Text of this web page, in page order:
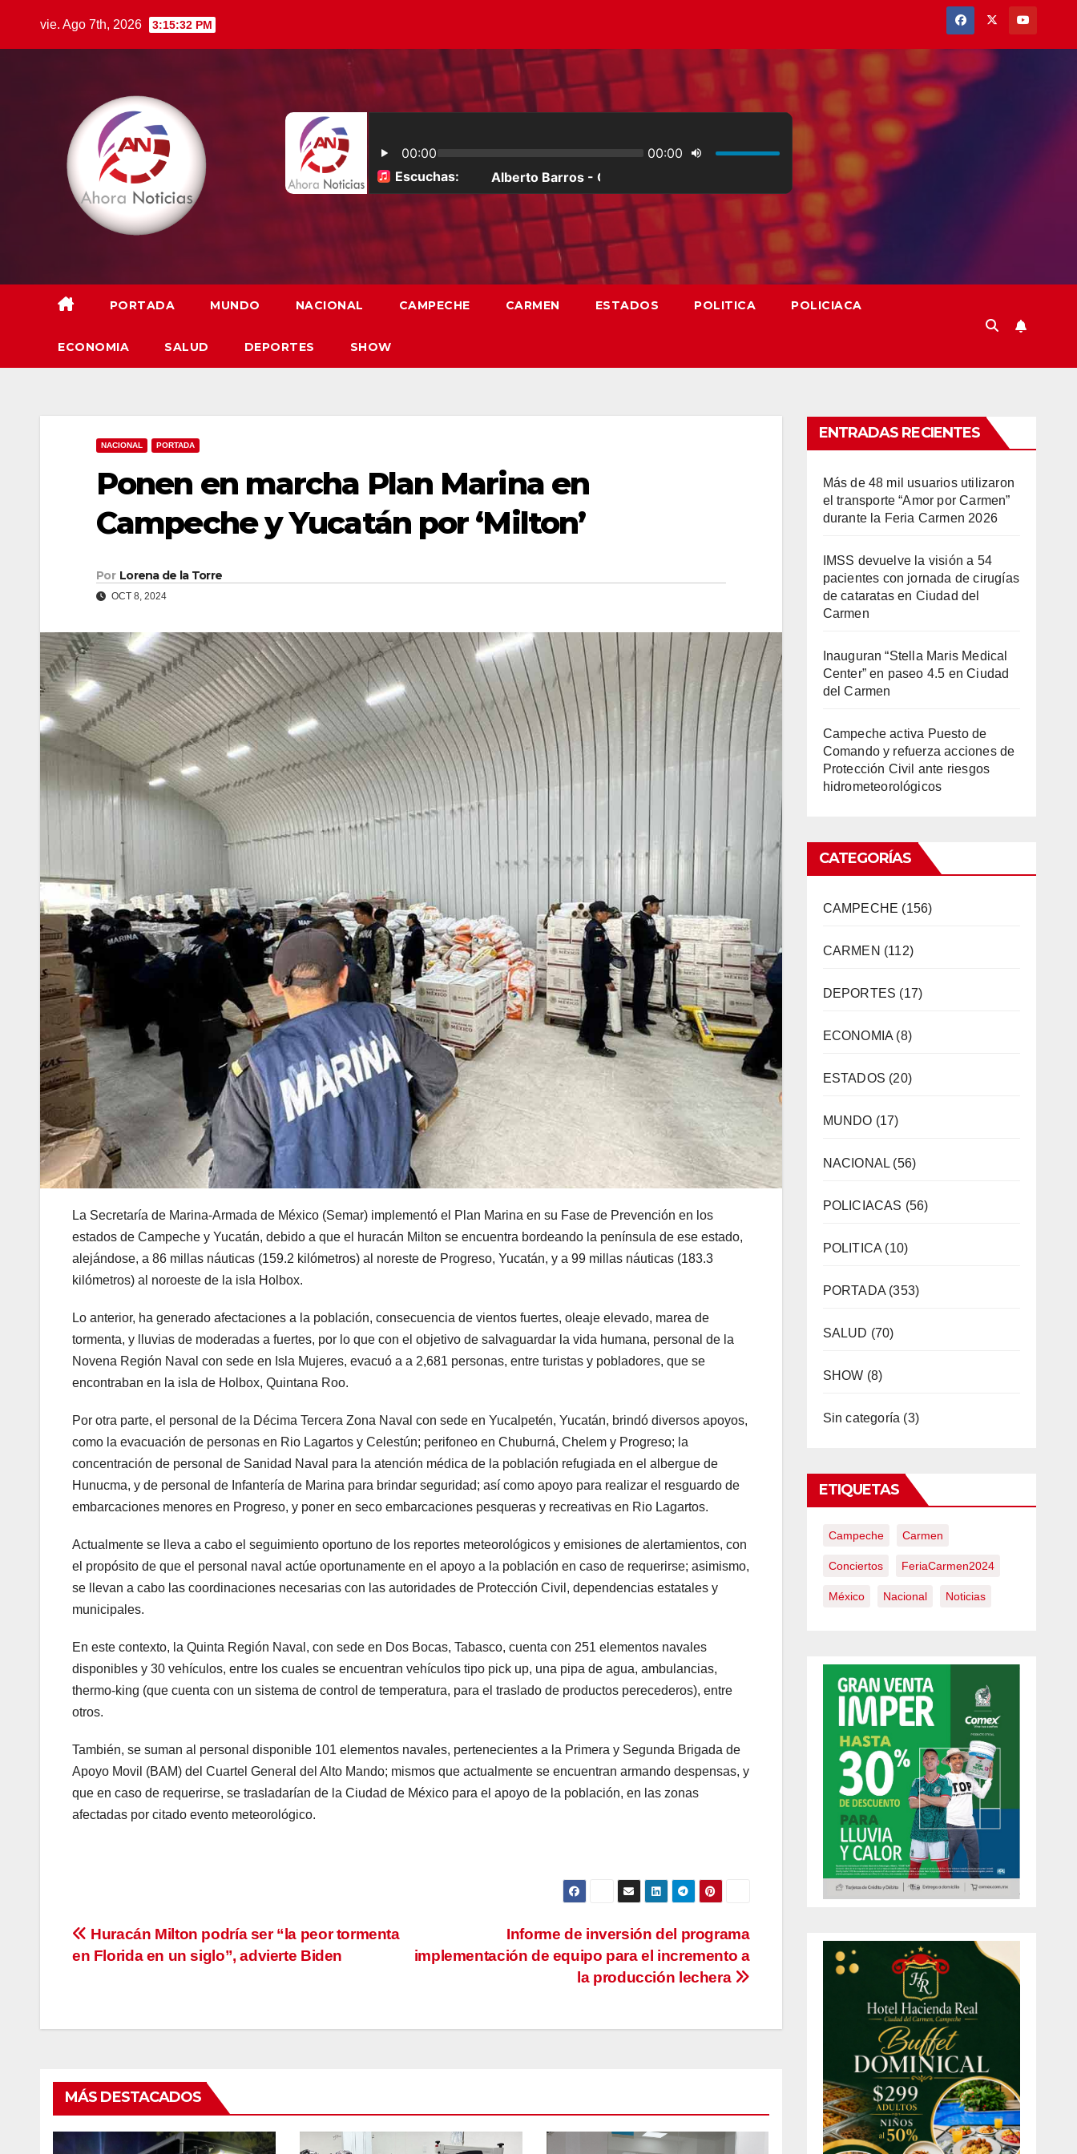
vie. Ago 7th, 2026 3:15:33 PM
PORTADA MUNDO NACIONAL CAMPECHE CARMEN ESTADOS POLITICA POLICIACA
ECONOMIA SALUD DEPORTES SHOW
NACIONAL PORTADA
Ponen en marcha Plan Marina en
Campeche y Yucatán por ‘Milton’
Por Lorena de la Torre
OCT 8, 2024
La Secretaría de Marina-Armada de México (Semar) implementó el Plan Marina en su Fase de Prevención en los
estados de Campeche y Yucatán, debido a que el huracán Milton se encuentra bordeando la península de ese estado,
alejándose, a 86 millas náuticas (159.2 kilómetros) al noreste de Progreso, Yucatán, y a 99 millas náuticas (183.3
kilómetros) al noroeste de la isla Holbox.
Lo anterior, ha generado afectaciones a la población, consecuencia de vientos fuertes, oleaje elevado, marea de
tormenta, y lluvias de moderadas a fuertes, por lo que con el objetivo de salvaguardar la vida humana, personal de la
Novena Región Naval con sede en Isla Mujeres, evacuó a a 2,681 personas, entre turistas y pobladores, que se
encontraban en la isla de Holbox, Quintana Roo.
Por otra parte, el personal de la Décima Tercera Zona Naval con sede en Yucalpetén, Yucatán, brindó diversos apoyos,
como la evacuación de personas en Rio Lagartos y Celestún; perifoneo en Chuburná, Chelem y Progreso; la
concentración de personal de Sanidad Naval para la atención médica de la población refugiada en el albergue de
Hunucma, y de personal de Infantería de Marina para brindar seguridad; así como apoyo para realizar el resguardo de
embarcaciones menores en Progreso, y poner en seco embarcaciones pesqueras y recreativas en Rio Lagartos.
Actualmente se lleva a cabo el seguimiento oportuno de los reportes meteorológicos y emisiones de alertamientos, con
el propósito de que el personal naval actúe oportunamente en el apoyo a la población en caso de requerirse; asimismo,
se llevan a cabo las coordinaciones necesarias con las autoridades de Protección Civil, dependencias estatales y
municipales.
En este contexto, la Quinta Región Naval, con sede en Dos Bocas, Tabasco, cuenta con 251 elementos navales
disponibles y 30 vehículos, entre los cuales se encuentran vehículos tipo pick up, una pipa de agua, ambulancias,
thermo-king (que cuenta con un sistema de control de temperatura, para el traslado de productos perecederos), entre
otros.
También, se suman al personal disponible 101 elementos navales, pertenecientes a la Primera y Segunda Brigada de
Apoyo Movil (BAM) del Cuartel General del Alto Mando; mismos que actualmente se encuentran armando despensas, y
que en caso de requerirse, se trasladarían de la Ciudad de México para el apoyo de la población, en las zonas
afectadas por citado evento meteorológico.
Navegación
Informe de inversión del programa
implementación de equipo para el incremento a
la producción lechera
Huracán Milton podría ser “la peor tormenta
en Florida en un siglo”, advierte Biden
MÁS DESTACADOS
ENTRADAS RECIENTES
Más de 48 mil usuarios utilizaron
el transporte “Amor por Carmen”
durante la Feria Carmen 2026
IMSS devuelve la visión a 54
pacientes con jornada de cirugías
de cataratas en Ciudad del
Carmen
Inauguran “Stella Maris Medical
Center” en paseo 4.5 en Ciudad
del Carmen
Campeche activa Puesto de
Comando y refuerza acciones de
Protección Civil ante riesgos
hidrometeorológicos
CATEGORÍAS
CAMPECHE (156)
CARMEN (112)
DEPORTES (17)
ECONOMIA (8)
ESTADOS (20)
MUNDO (17)
NACIONAL (56)
POLICIACAS (56)
POLITICA (10)
PORTADA(353)
SALUD (70)
SHOW (8)
Sin categoría (3)
ETIQUETAS
Campeche Carmen
Conciertos FeriaCarmen2024
México Nacional Noticias